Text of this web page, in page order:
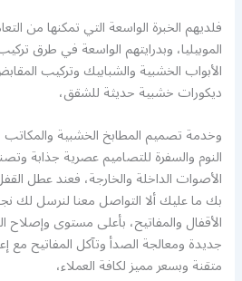
فلديهم الخبرة الواسعة التي تمكنها من
الموبيليا، وبدرايتهم الواسعة في طرق
الأبواب الخشبية والشبابيك وتركيب
ديكورات خشبية حديثة للشقق،
وخدمة تصميم المطابخ الخشبية
النوم والسفرة للتصاميم عصرية جذابة
الأصوات الداخلة والخارجة، فعند عطل
بك ما عليك ألا التواصل معنا لنرسل
الأقفال والمفاتيح، بأعلى مستوى
جديدة ومعالجة الصدأ وتآكل المفاتيح
متقنة وبسعر مميز لكافة العملاء،